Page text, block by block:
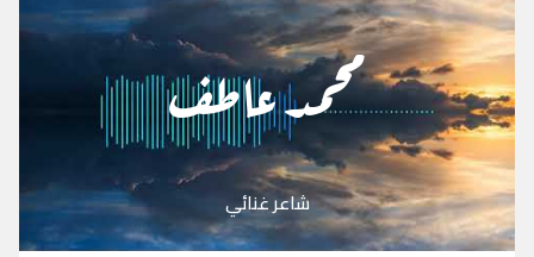
محمد عاطف
شاعر غنائي